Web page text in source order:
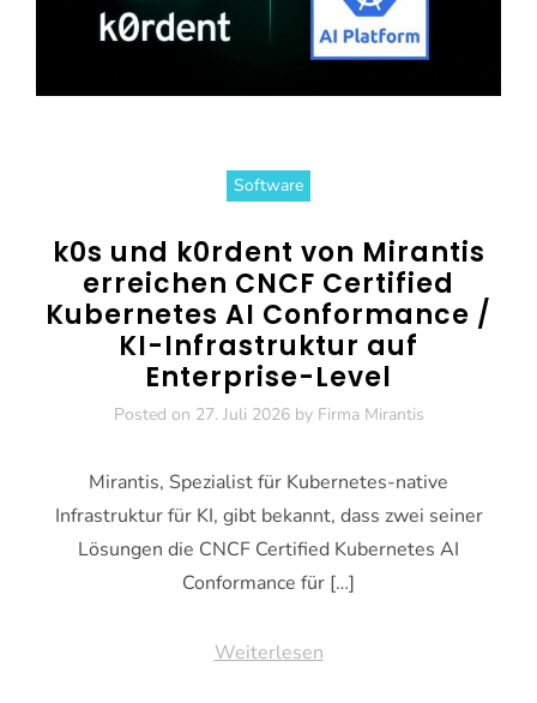
Software
k0s und k0rdent von Mirantis
erreichen CNCF Certified
Kubernetes AI Conformance /
KI-Infrastruktur auf
Enterprise-Level
Posted on 27. Juli 2026by Firma Mirantis
Mirantis, Spezialist für Kubernetes-native
Infrastruktur für KI, gibt bekannt, dass zwei seiner
Lösungen die CNCF Certified Kubernetes AI
Conformance für […]
Weiterlesen